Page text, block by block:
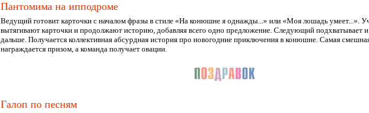
Пантомима на ипподроме
Ведущий готовит карточки с началом фразы в стиле «На конюшне я однажды...» или «Моя лошадь умеет...».
вытягивают карточки и продолжают историю, добавляя всего одно предложение. Следующий подхватывает
дальше. Получается коллективная абсурдная история про новогодние приключения в конюшне. Самая
награждается призом, а команда получает овации.
Галоп по песням